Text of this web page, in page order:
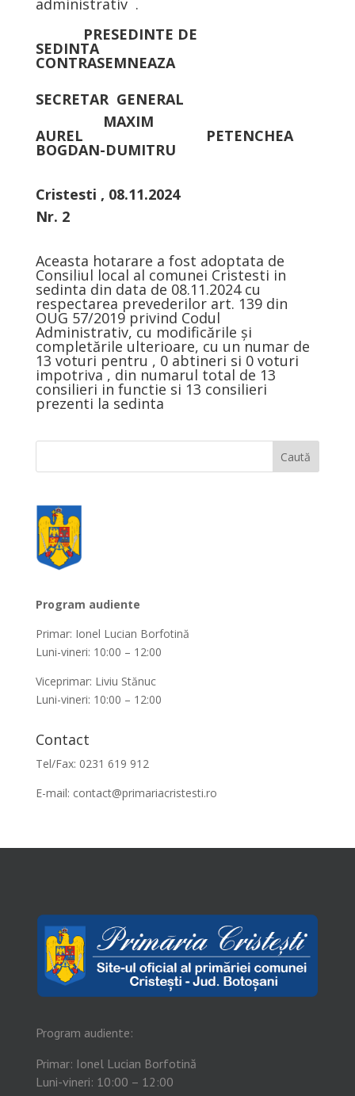
administrativ .
PRESEDINTE DE
SEDINTA
CONTRASEMNEAZA
SECRETAR GENERAL
MAXIM
AUREL PETENCHEA
BOGDAN-DUMITRU
Cristesti , 08.11.2024
Nr. 2
Aceasta hotarare a fost adoptata de
Consiliul local al comunei Cristesti in
sedinta din data de 08.11.2024 cu
respectarea prevederilor art. 139 din
OUG 57/2019 privind Codul
Administrativ, cu modificările şi
completările ulterioare, cu un numar de
13 voturi pentru , 0 abtineri si 0 voturi
impotriva , din numarul total de 13
consilieri in functie si 13 consilieri
prezenti la sedinta
Program audiente
Primar: Ionel Lucian Borfotină
Luni-vineri: 10:00 – 12:00
Viceprimar: Liviu Stănuc
Luni-vineri: 10:00 – 12:00
Contact
Tel/Fax: 0231 619 912
E-mail: contact@primariacristesti.ro
Program audiente:
Primar: Ionel Lucian Borfotină
Luni-vineri: 10:00 – 12:00